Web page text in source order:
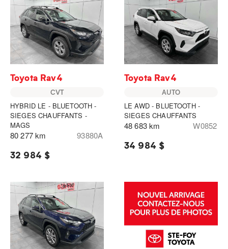
Toyota Rav4
CVT
HYBRID LE - BLUETOOTH -
SIEGES CHAUFFANTS -
MAGS
80 277 km 93880A
32 984 $
Toyota Rav4
AUTO
LE AWD - BLUETOOTH -
SIEGES CHAUFFANTS
48 683 km W0852
34 984 $